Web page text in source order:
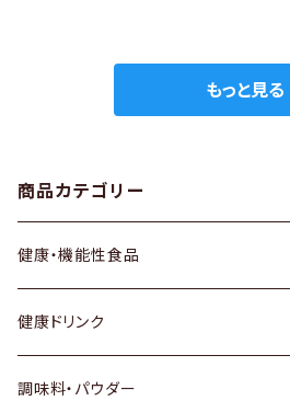
もっと見る
商品カテゴリー
健康・機能性食品
健康ドリンク
調味料・パウダー